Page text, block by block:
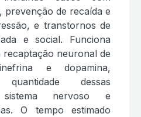
prevenção de recaída e
e transtornos de
e social. Funciona
neuronal de
e dopamina,
dessas
nervoso e
O tempo estimado